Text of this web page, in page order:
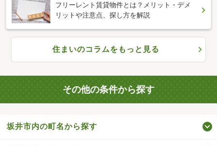
フリーレント賃貸物件とは？メリット・デメ
リットや注意点、探し方を解説
住まいのコラムをもっと見る
その他の条件から探す
坂井市内の町名から探す